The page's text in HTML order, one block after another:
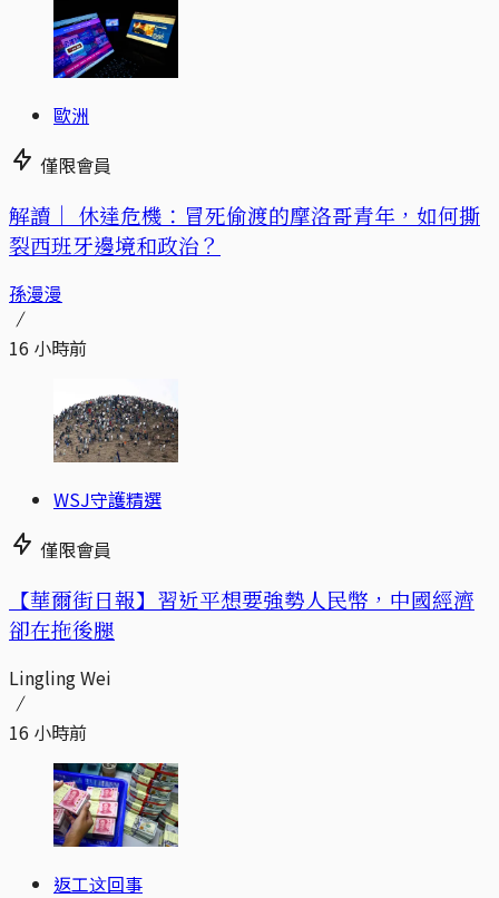
歐洲
僅限會員
解讀｜ 休達危機：冒死偷渡的摩洛哥青年，如何撕
裂西班牙邊境和政治？
孫漫漫
16 小時前
WSJ守護精選
僅限會員
【華爾街日報】習近平想要強勢人民幣，中國經濟
卻在拖後腿
Lingling Wei
16 小時前
返工这回事